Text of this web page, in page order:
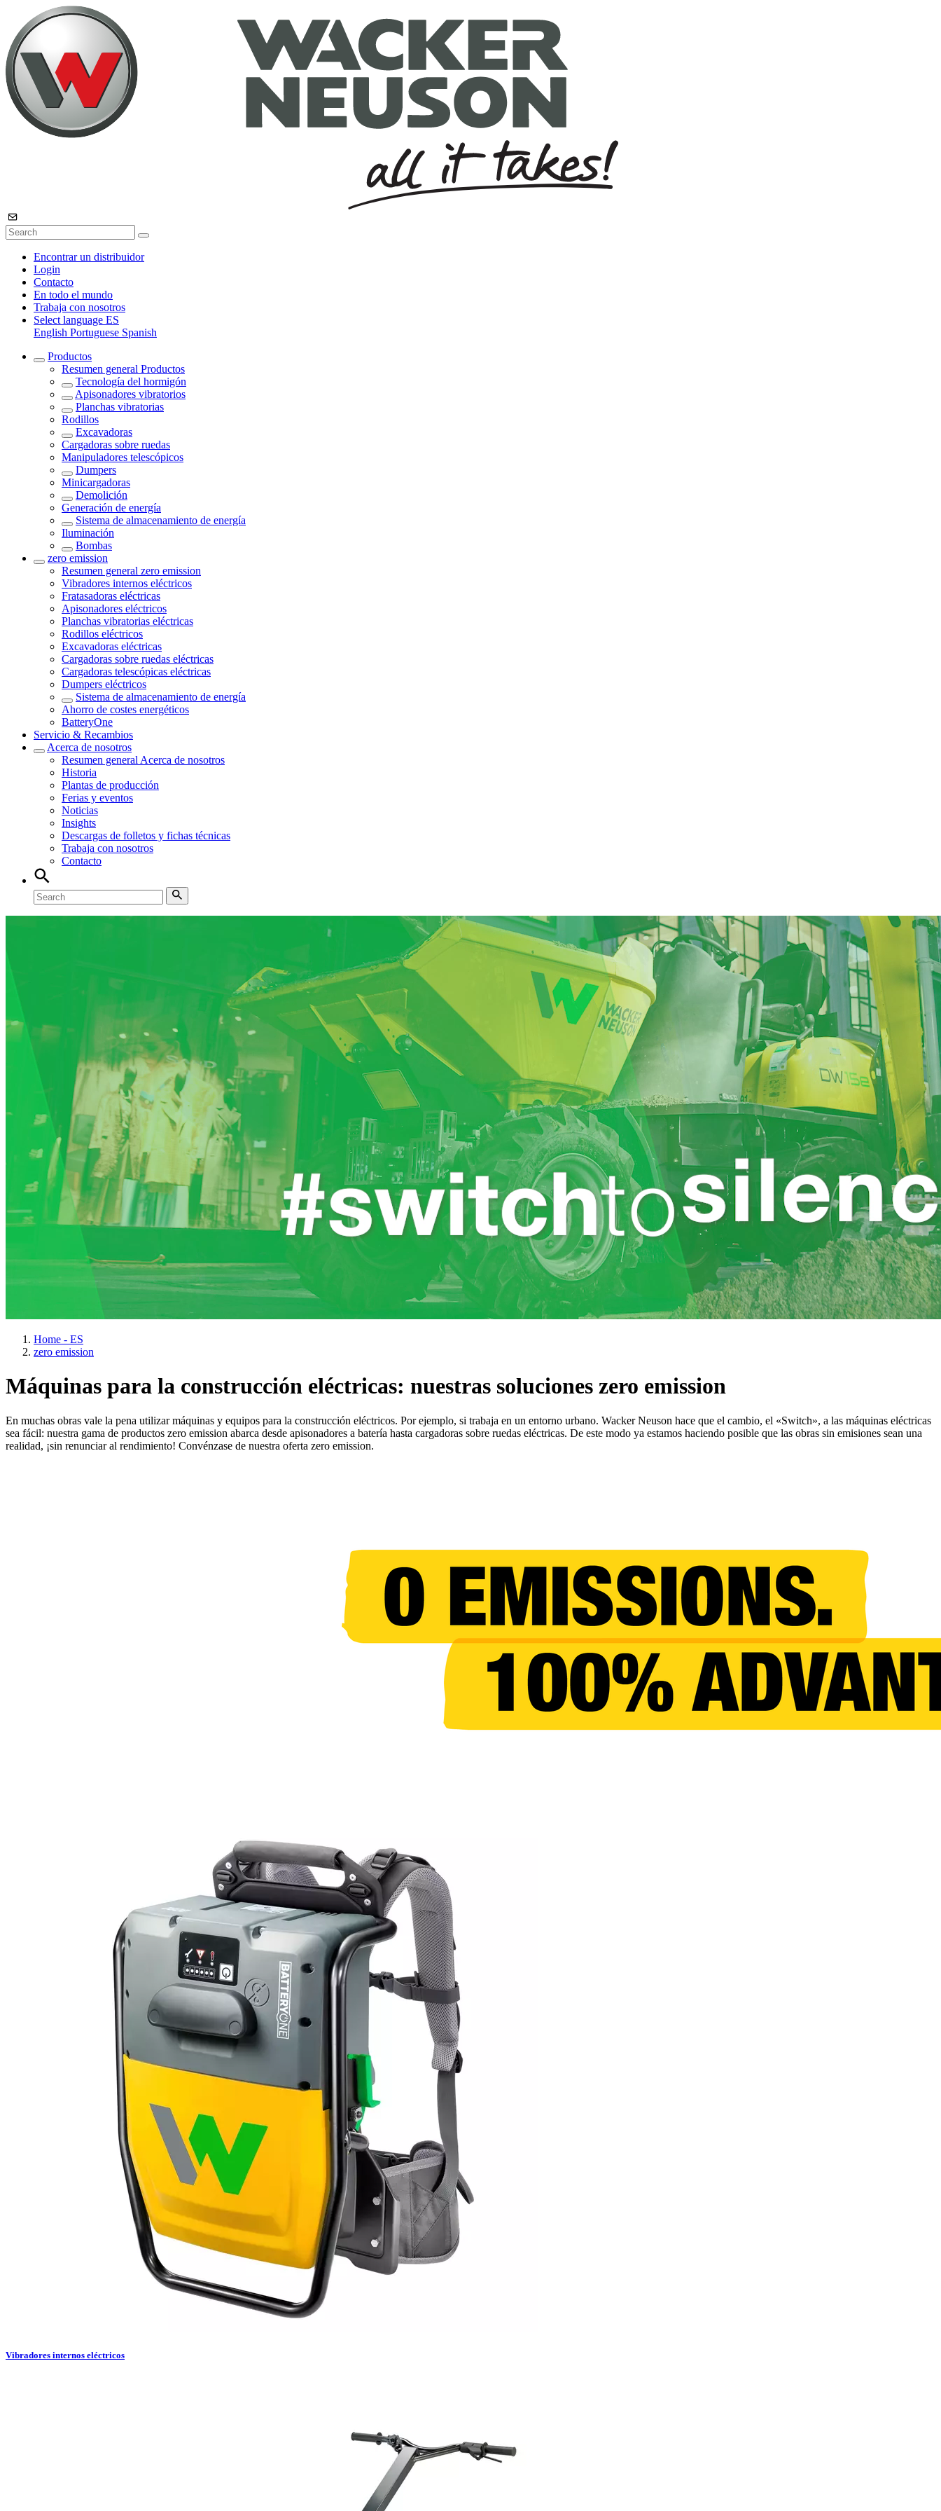
Encontrar un distribuidor
Login
Contacto
En todo el mundo
Trabaja con nosotros
Select language ES
English Portuguese Spanish
Productos
Resumen general Productos
Tecnología del hormigón
Apisonadores vibratorios
Planchas vibratorias
Rodillos
Excavadoras
Cargadoras sobre ruedas
Manipuladores telescópicos
Dumpers
Minicargadoras
Demolición
Generación de energía
Sistema de almacenamiento de energía
Iluminación
Bombas
zero emission
Resumen general zero emission
Vibradores internos eléctricos
Fratasadoras eléctricas
Apisonadores eléctricos
Planchas vibratorias eléctricas
Rodillos eléctricos
Excavadoras eléctricas
Cargadoras sobre ruedas eléctricas
Cargadoras telescópicas eléctricas
Dumpers eléctricos
Sistema de almacenamiento de energía
Ahorro de costes energéticos
BatteryOne
Servicio & Recambios
Acerca de nosotros
Resumen general Acerca de nosotros
Historia
Plantas de producción
Ferias y eventos
Noticias
Insights
Descargas de folletos y fichas técnicas
Trabaja con nosotros
Contacto
Home - ES
zero emission
Máquinas para la construcción eléctricas: nuestras soluciones zero emission
En muchas obras vale la pena utilizar máquinas y equipos para la construcción eléctricos. Por ejemplo, si trabaja en un entorno urbano. Wacker Neuson hace que el cambio, el «Switch», a las máquinas eléctricas
sea fácil: nuestra gama de productos zero emission abarca desde apisonadores a batería hasta cargadoras sobre ruedas eléctricas. De este modo ya estamos haciendo posible que las obras sin emisiones sean una
realidad, ¡sin renunciar al rendimiento! Convénzase de nuestra oferta zero emission.
Vibradores internos eléctricos